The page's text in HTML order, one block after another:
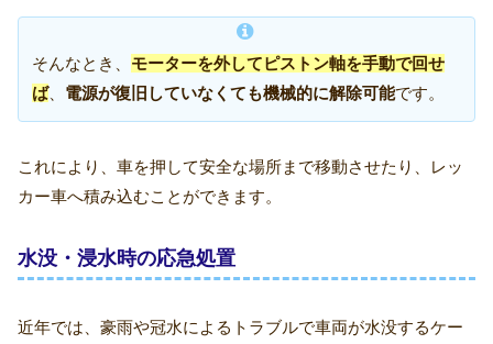
そんなとき、 モーターを外してピストン軸を手動で回せ
ば、 電源が復旧していなくても機械的に解除可能です。
これにより、車を押して安全な場所まで移動させたり、レッ
カー車へ積み込むことができます。
水没・浸水時の応急処置
近年では、豪雨や冠水によるトラブルで車両が水没するケー